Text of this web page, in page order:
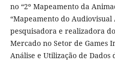
no “2º Mapeamento da
“Mapeamento do Audiovisual
pesquisadora e realizadora
Mercado no Setor de Games
Análise e Utilização de Dados